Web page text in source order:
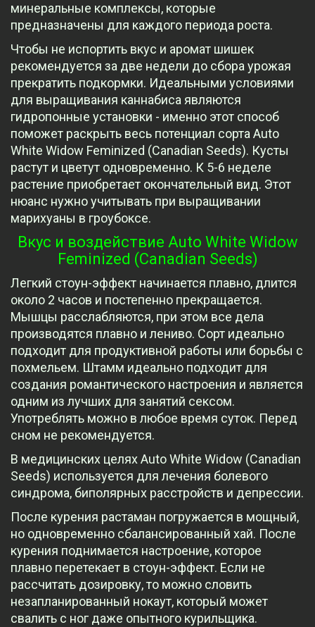
минеральные комплексы, которые
предназначены для каждого периода роста.
Чтобы не испортить вкус и аромат шишек
рекомендуется за две недели до сбора урожая
прекратить подкормки. Идеальными условиями
для выращивания каннабиса являются
гидропонные установки - именно этот способ
поможет раскрыть весь потенциал сорта Auto
White Widow Feminized (Canadian Seeds). Кусты
растут и цветут одновременно. К 5-6 неделе
растение приобретает окончательный вид. Этот
нюанс нужно учитывать при выращивании
марихуаны в гроубоксе.
Вкус и воздействие Auto White Widow
Feminized (Canadian Seeds)
Легкий стоун-эффект начинается плавно, длится
около 2 часов и постепенно прекращается.
Мышцы расслабляются, при этом все дела
производятся плавно и лениво. Сорт идеально
подходит для продуктивной работы или борьбы с
похмельем. Штамм идеально подходит для
создания романтического настроения и является
одним из лучших для занятий сексом.
Употреблять можно в любое время суток. Перед
сном не рекомендуется.
В медицинских целях Auto White Widow (Canadian
Seeds) используется для лечения болевого
синдрома, биполярных расстройств и депрессии.
После курения растаман погружается в мощный,
но одновременно сбалансированный хай. После
курения поднимается настроение, которое
плавно перетекает в стоун-эффект. Если не
рассчитать дозировку, то можно словить
незапланированный нокаут, который может
свалить с ног даже опытного курильщика.